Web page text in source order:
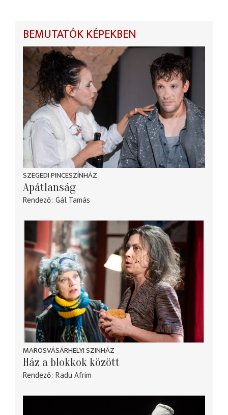
BEMUTATÓK KÉPEKBEN
SZEGEDI PINCESZÍNHÁZ
Apátlanság
Rendező Gál Tamás
MAROSVÁSÁRHELYI SZINHÁZ
Ház a blokkok között
Rendező Radu Afrim